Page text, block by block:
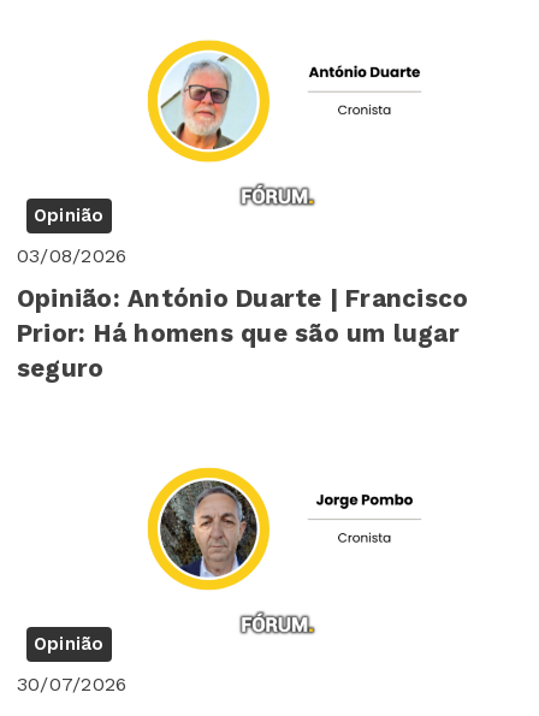
Opinião
03/08/2026
Opinião: António Duarte | Francisco
Prior: Há homens que são um lugar
seguro
Opinião
30/07/2026